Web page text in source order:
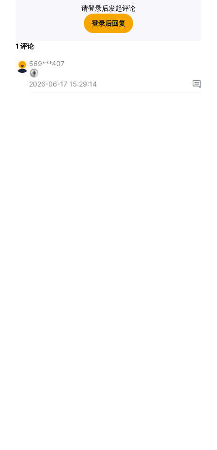
请登录后发起评论
登录后回复
1 评论
569***407
2026-06-17 15:29:14